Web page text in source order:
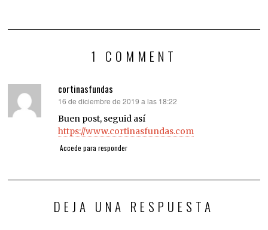
1 COMMENT
cortinasfundas
dice:
16 de diciembre de 2019 a las 18:22
Buen post, seguid así
https://www.cortinasfundas.com
Accede para responder
DEJA UNA RESPUESTA